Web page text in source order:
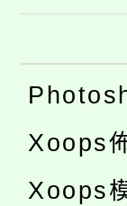
Xoops
Xoops